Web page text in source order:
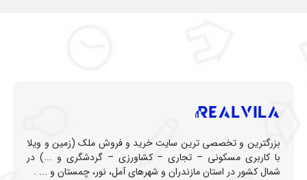
بزرگترین و تخصصی ترین سایت خرید و فروش ملک (زمین و ویلا
با کاربری مسکونی – تجاری – کشاورزی – گردشگری و ...) در
شمال کشور در استان مازندران و شهرهای آمل، نور، چمستان و ... .